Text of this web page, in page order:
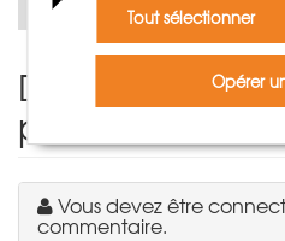
Donnez votre
produit
Vous devez être
commentaire.
Tout sélectionner
Opérer